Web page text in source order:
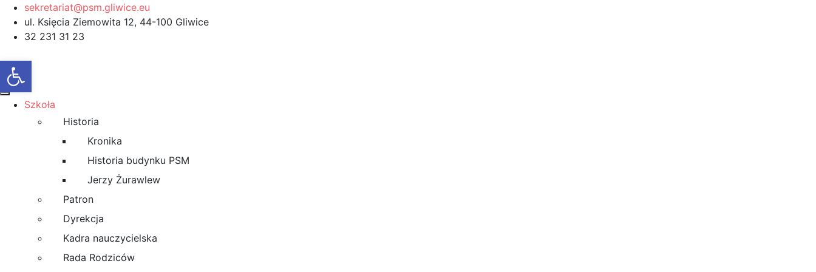
sekretariat@psm.gliwice.eu
ul. Księcia Ziemowita 12, 44-100 Gliwice
32 231 31 23
Szkoła
Historia
Kronika
Historia budynku PSM
Jerzy Żurawlew
Patron
Dyrekcja
Kadra nauczycielska
Rada Rodziców
Otwórz pasek narzędzi